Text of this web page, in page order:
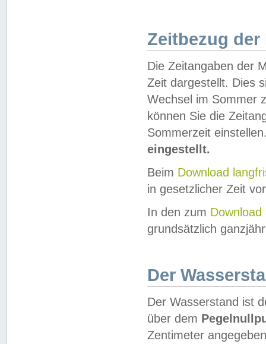
Zeitbezug der
Die Zeitangaben der
Zeit dargestellt. Dies
Wechsel im Sommer
können Sie die
Sommerzeit
eingestellt.
Beim Download
in gesetzlicher Zeit
In den zum Download
grundsätzlich
Der
Der Wasserstand ist
über dem
Zentimeter